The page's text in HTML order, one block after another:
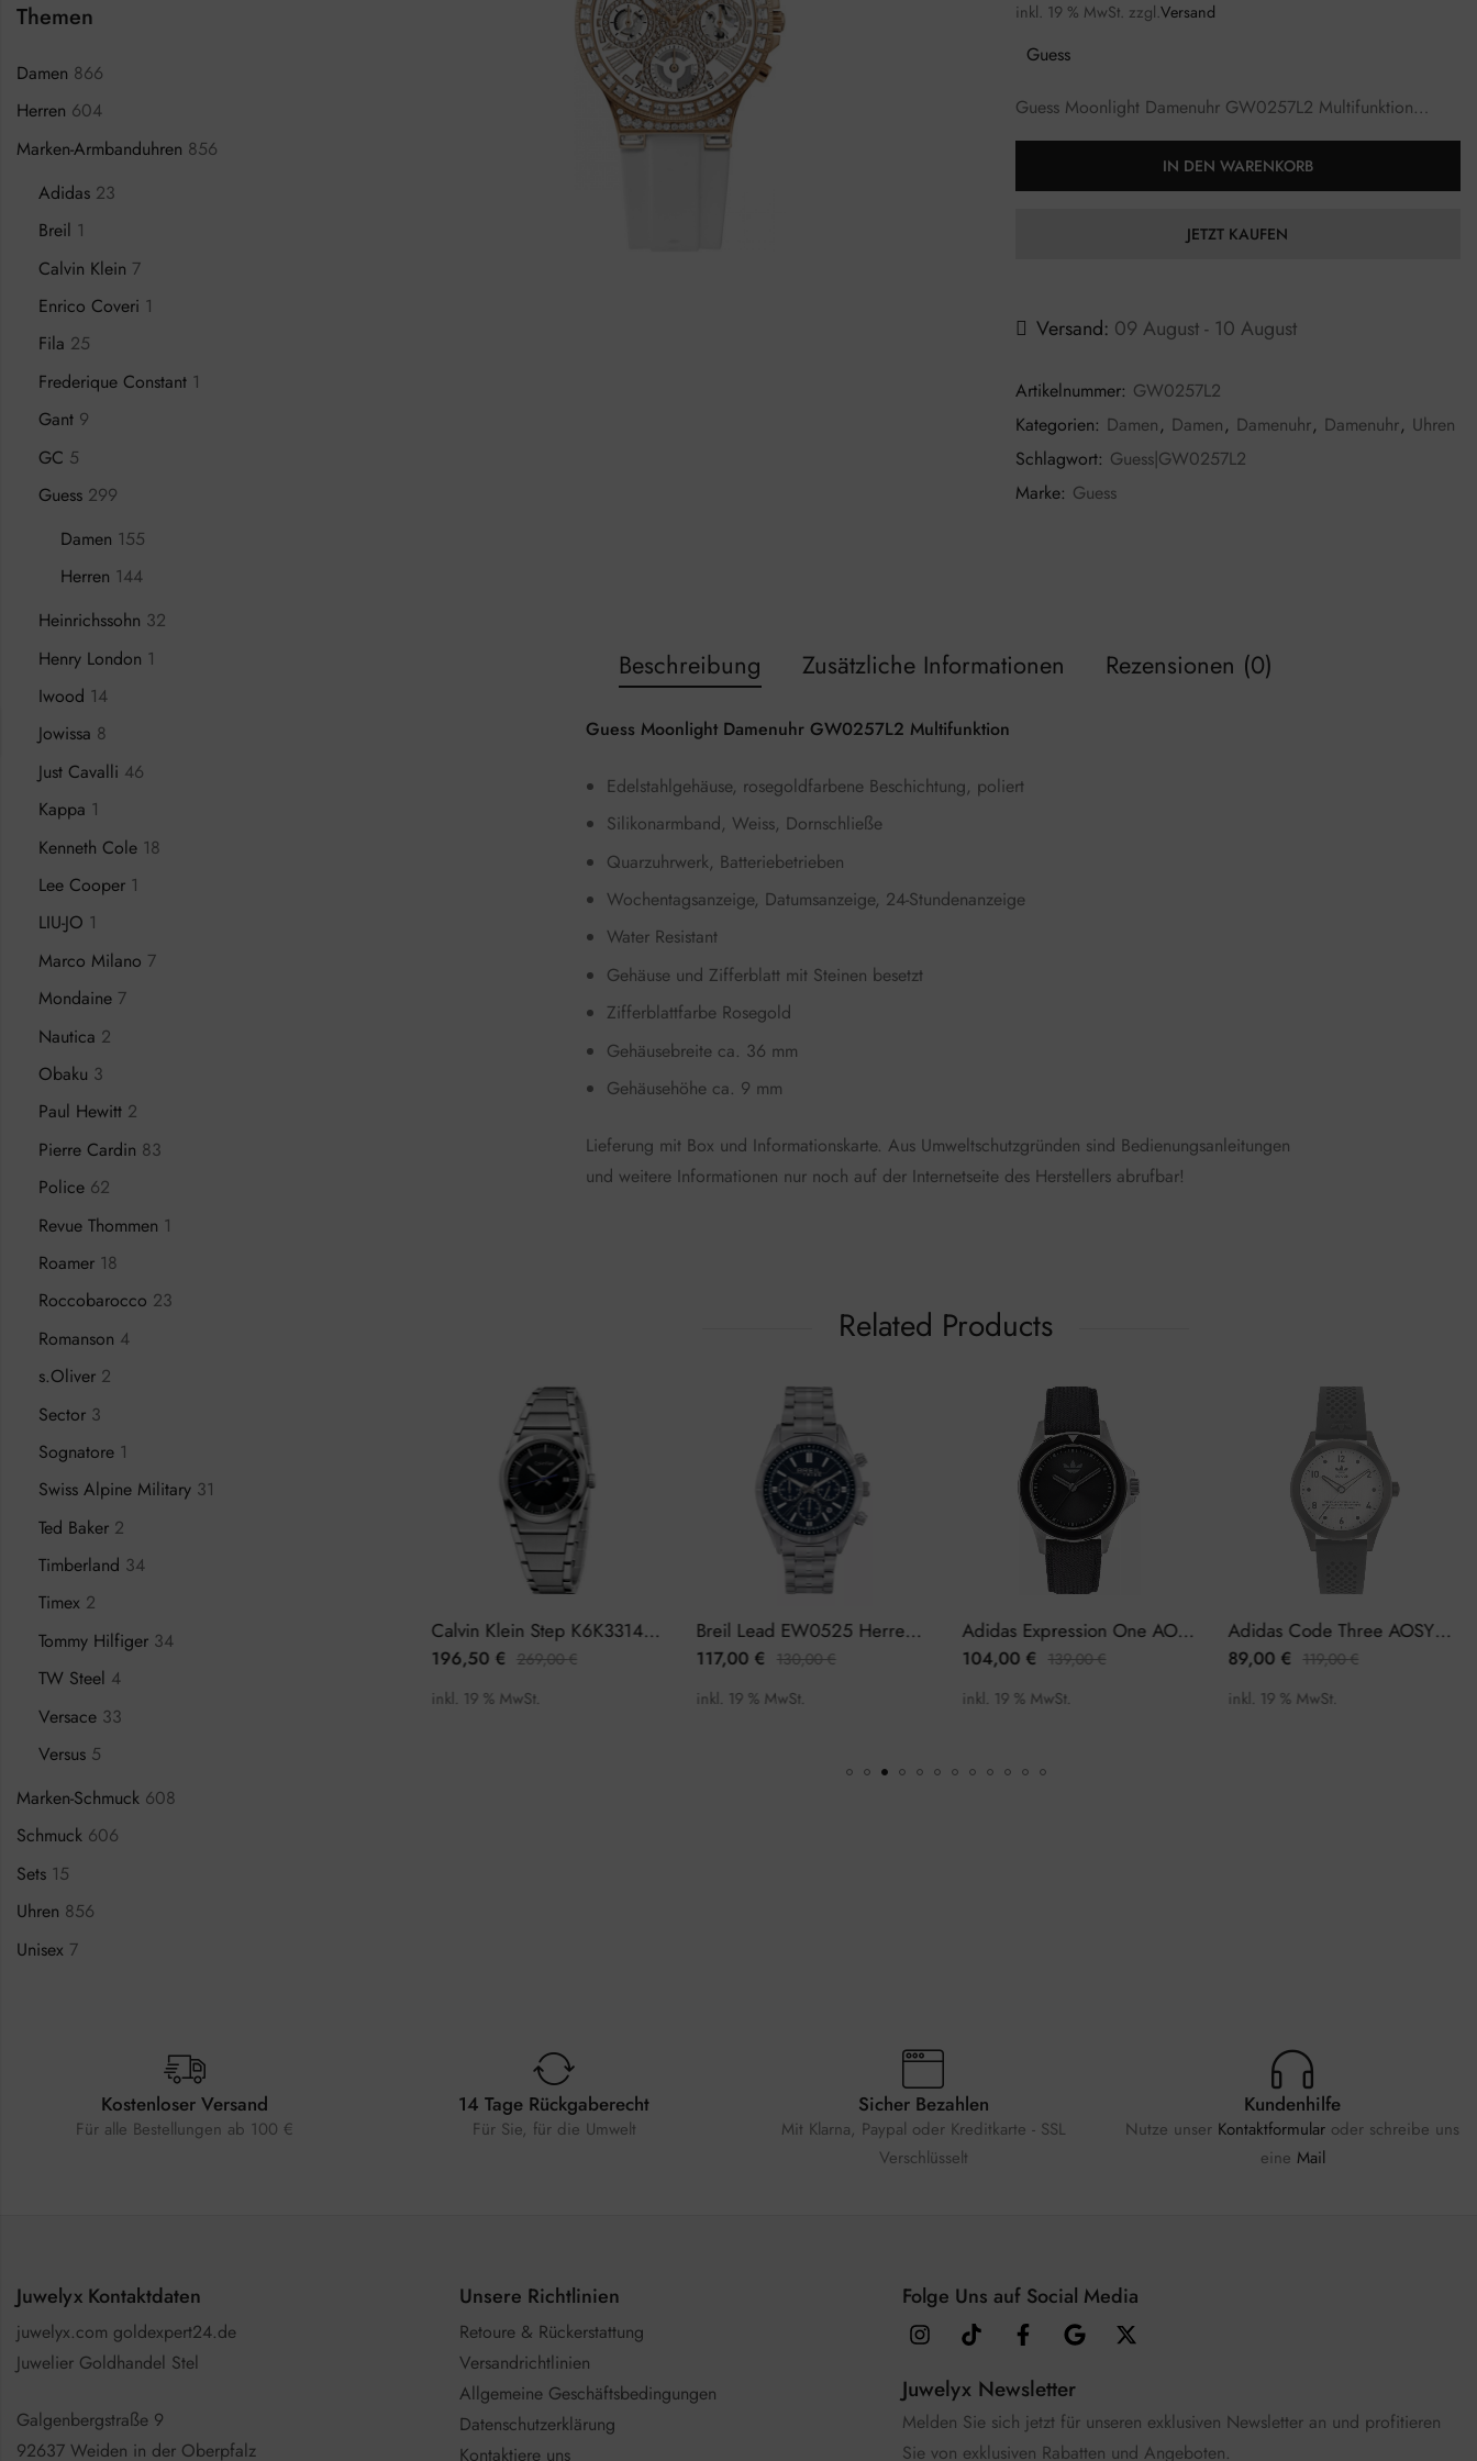
inkl. 19 % MwSt. zzgl.Versand
Guess
Guess Moonlight Damenuhr GW0257L2 Multifunktion…
IN DEN WARENKORB
JETZT KAUFEN
Versand: 09 August - 10 August
Artikelnummer: GW0257L2
Kategorien: Damen, Damen, Damenuhr, Damenuhr, Uhren
Schlagwort: Guess|GW0257L2
Marke: Guess
Beschreibung Zusätzliche Informationen Rezensionen (0)
Guess Moonlight Damenuhr GW0257L2 Multifunktion
Edelstahlgehäuse, rosegoldfarbene Beschichtung, poliert
Silikonarmband, Weiss, Dornschließe
Quarzuhrwerk, Batteriebetrieben
Wochentagsanzeige, Datumsanzeige, 24-Stundenanzeige
Water Resistant
Gehäuse und Zifferblatt mit Steinen besetzt
Zifferblattfarbe Rosegold
Gehäusebreite ca. 36 mm
Gehäusehöhe ca. 9 mm
Lieferung mit Box und Informationskarte. Aus Umweltschutzgründen sind Bedienungsanleitungen
und weitere Informationen nur noch auf der Internetseite des Herstellers abrufbar!
Related Products
Adidas Style Code One Chrono AOSY22014 Herrenuhr Chronograph Calvin Klein Step K6K33143 Damenuhr
196,50€ 269,00€
inkl. 19 % MwSt.
Breil Lead EW0525 Herrenuhr Chronograph
117,00€ 130,00€
inkl. 19 % MwSt.
Adidas Expression One AOFH23016 Herrenuhr
104,00€ 139,00€
inkl. 19 % MwSt.
Adidas Code Three AOSY22517 Herrenuhr
89,00€ 119,00€
inkl. 19 % MwSt.
Themen
Damen 866
Herren 604
Marken-Armbanduhren 856
Adidas 23
Breil 1
Calvin Klein 7
Enrico Coveri 1
Fila 25
Frederique Constant 1
Gant 9
GC 5
Guess 299
Damen 155
Herren 144
Heinrichssohn 32
Henry London 1
Iwood 14
Jowissa 8
Just Cavalli 46
Kappa 1
Kenneth Cole 18
Lee Cooper 1
LIU-JO 1
Marco Milano 7
Mondaine 7
Nautica 2
Obaku 3
Paul Hewitt 2
Pierre Cardin 83
Police 62
Revue Thommen 1
Roamer 18
Roccobarocco 23
Romanson 4
s.Oliver 2
Sector 3
Sognatore 1
Swiss Alpine Military 31
Ted Baker 2
Timberland 34
Timex 2
Tommy Hilfiger 34
TW Steel 4
Versace 33
Versus 5
Marken-Schmuck 608
Schmuck 606
Sets 15
Uhren 856
Unisex 7
Kostenloser Versand
Für alle Bestellungen ab 100 €
14 Tage Rückgaberecht
Für Sie, für die Umwelt
Sicher Bezahlen
Mit Klarna, Paypal oder Kreditkarte - SSL
Verschlüsselt
Kundenhilfe
Nutze unser Kontaktformular oder schreibe uns
eine Mail
Juwelyx Kontaktdaten
juwelyx.com goldexpert24.de
Juwelier Goldhandel Stel
Galgenbergstraße 9
92637 Weiden in der Oberpfalz
Unsere Richtlinien
Retoure & Rückerstattung
Versandrichtlinien
Allgemeine Geschäftsbedingungen
Datenschutzerklärung
Kontaktiere uns
Folge Uns auf Social Media
Juwelyx Newsletter
Melden Sie sich jetzt für unseren exklusiven Newsletter an und profitieren
Sie von exklusiven Rabatten und Angeboten.